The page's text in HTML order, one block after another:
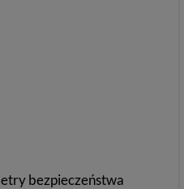
bezpieczeństwa